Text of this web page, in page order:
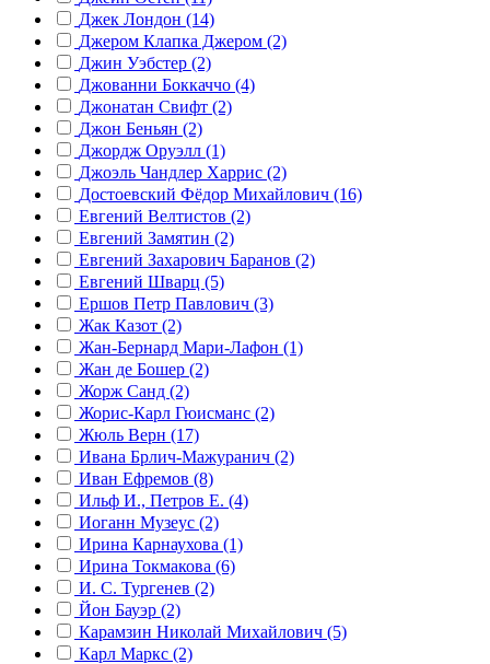
Джек Лондон (14)
Джером Клапка Джером (2)
Джин Уэбстер (2)
Джованни Боккаччо (4)
Джонатан Свифт (2)
Джон Беньян (2)
Джордж Оруэлл (1)
Джоэль Чандлер Харрис (2)
Достоевский Фёдор Михайлович (16)
Евгений Велтистов (2)
Евгений Замятин (2)
Евгений Захарович Баранов (2)
Евгений Шварц (5)
Ершов Петр Павлович (3)
Жак Казот (2)
Жан-Бернард Мари-Лафон (1)
Жан де Бошер (2)
Жорж Санд (2)
Жорис-Карл Гюисманс (2)
Жюль Верн (17)
Ивана Брлич-Мажуранич (2)
Иван Ефремов (8)
Ильф И., Петров Е. (4)
Иоганн Музеус (2)
Ирина Карнаухова (1)
Ирина Токмакова (6)
И. С. Тургенев (2)
Йон Бауэр (2)
Карамзин Николай Михайлович (5)
Карл Маркс (2)